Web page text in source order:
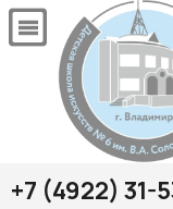
+7 (4922) 31-